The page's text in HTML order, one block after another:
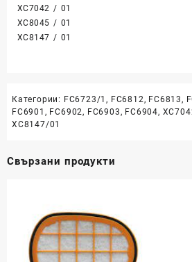
XC7042 / 01
XC8045 / 01
XC8147 / 01
Категории: FC6723/1 , FC6812 , FC6813 ,
FC6901 , FC6902 , FC6903 , FC6904,
XC8147/01
Свързани продукти